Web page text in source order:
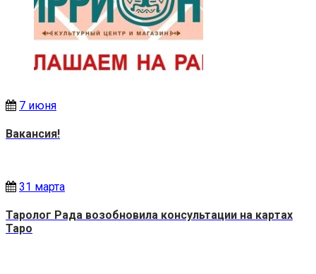
7 июня
Вакансия!
31 марта
Таролог Рада возобновила консультации на картах
Таро